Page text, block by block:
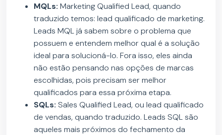
MQLs: Marketing Qualified Lead, quando
traduzido temos: lead qualificado de marketing.
Leads MQL já sabem sobre o problema que
possuem e entendem melhor qual é a solução
ideal para solucioná-lo. Fora isso, eles ainda
não estão pensando nas opções de marcas
escolhidas, pois precisam ser melhor
qualificados para essa próxima etapa.
SQLs: Sales Qualified Lead, ou lead qualificado
de vendas, quando traduzido. Leads SQL são
aqueles mais próximos do fechamento da